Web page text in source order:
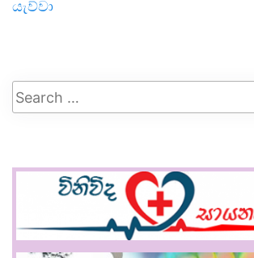
යැව්වා